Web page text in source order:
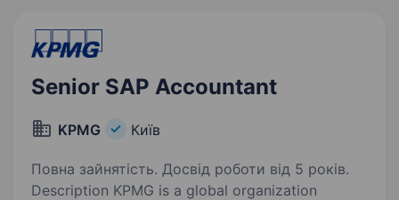
Senior SAP Accountant
KPMG Київ
Повна зайнятість. Досвід роботи від 5 років.
Description KPMG is a global organization